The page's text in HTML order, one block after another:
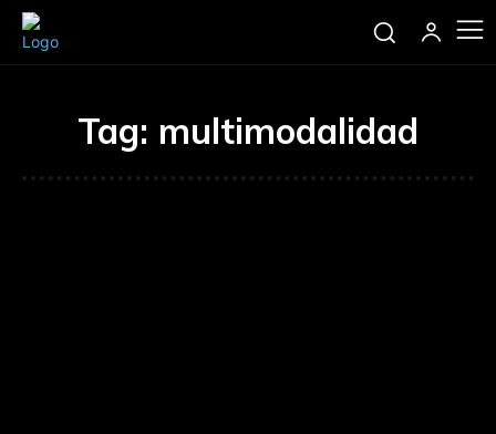
Tag: multimodalidad